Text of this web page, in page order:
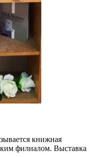
книжная
филиалом. Выставка